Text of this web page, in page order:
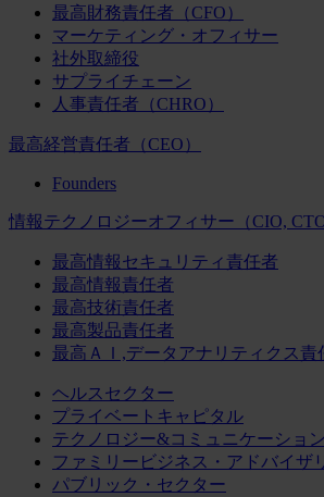
最高財務責任者（CFO）
マーケティング・オフィサー
社外取締役
サプライチェーン
人事責任者（CHRO）
最高経営責任者（CEO）
Founders
情報テクノロジーオフィサー（CIO, CTO
最高情報セキュリティ責任者
最高情報責任者
最高技術責任者
最高製品責任者
最高ＡＩ,データアナリティクス責
ヘルスセクター
プライベートキャピタル
テクノロジー&コミュニケーション
ファミリービジネス・アドバイザ
パブリック・セクター